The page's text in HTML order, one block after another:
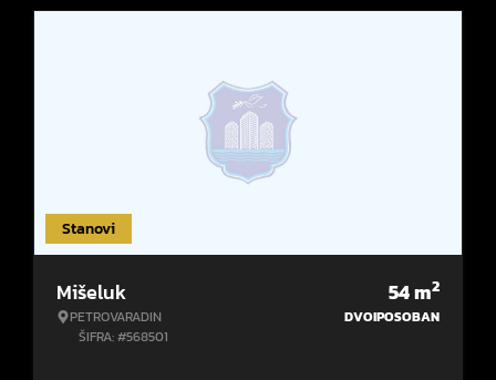
Stanovi
Mišeluk
PETROVARADIN
ŠIFRA: #568501
54m2
DVOIPOSOBAN